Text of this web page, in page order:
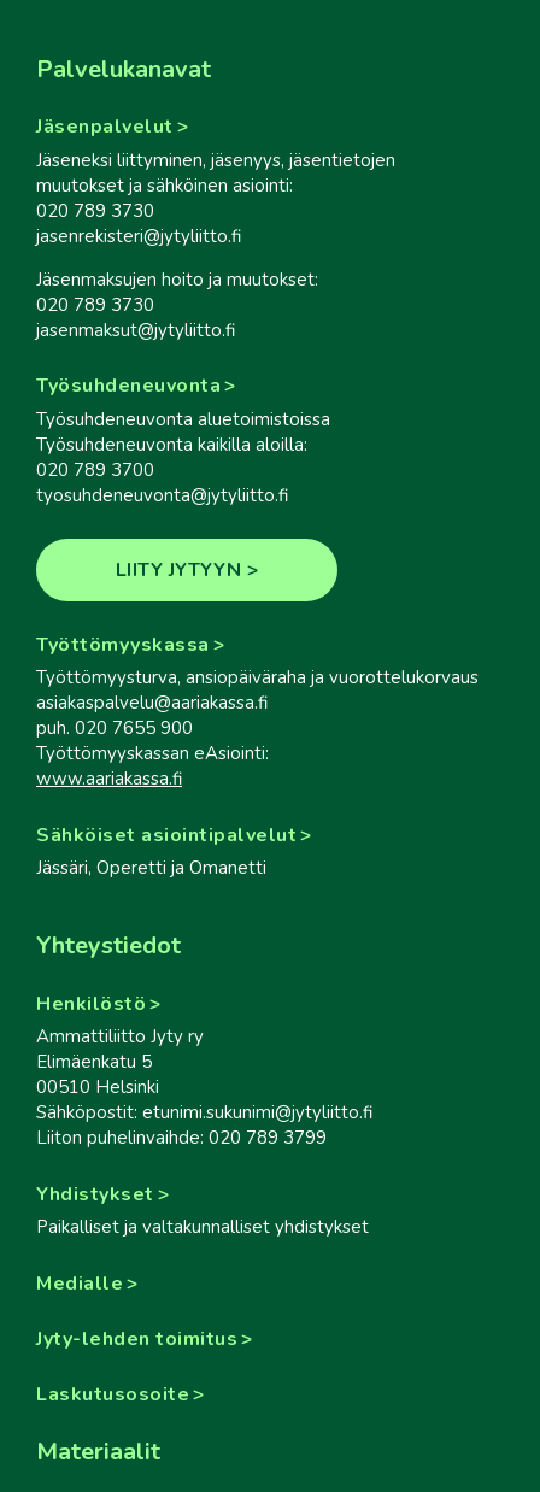
Palvelukanavat
Jäsenpalvelut
Jäseneksi liittyminen, jäsenyys, jäsentietojen
muutokset ja sähköinen asiointi:
020 789 3730
jasenrekisteri@jytyliitto.fi
Jäsenmaksujen hoito ja muutokset:
020 789 3730
jasenmaksut@jytyliitto.fi
Työsuhdeneuvonta
Työsuhdeneuvonta aluetoimistoissa
Työsuhdeneuvonta kaikilla aloilla:
020 789 3700
tyosuhdeneuvonta@jytyliitto.fi
LIITY JYTYYN
Työttömyyskassa
Työttömyysturva, ansiopäiväraha ja vuorottelukorvaus
asiakaspalvelu@aariakassa.fi
puh. 020 7655 900
Työttömyyskassan eAsiointi:
www.aariakassa.fi
Sähköiset asiointipalvelut
Jässäri, Operetti ja Omanetti
Yhteystiedot
Henkilöstö
Ammattiliitto Jyty ry
Elimäenkatu 5
00510 Helsinki
Sähköpostit: etunimi.sukunimi@jytyliitto.fi
Liiton puhelinvaihde: 020 789 3799
Yhdistykset
Paikalliset ja valtakunnalliset yhdistykset
Medialle
Jyty-lehden toimitus
Laskutusosoite
Materiaalit